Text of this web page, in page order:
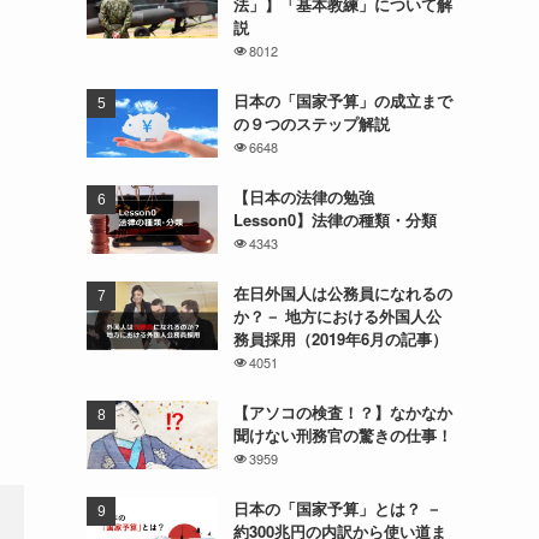
説
8012
日本の「国家予算」の成立まで
の９つのステップ解説
6648
【日本の法律の勉強
Lesson0】法律の種類・分類
4343
在日外国人は公務員になれるの
か？－ 地方における外国人公
務員採用（2019年6月の記事）
4051
【アソコの検査！？】なかなか
聞けない刑務官の驚きの仕事！
3959
日本の「国家予算」とは？ －
約300兆円の内訳から使い道ま